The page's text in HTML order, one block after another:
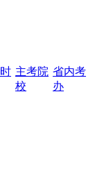
主考院
校
省内考
办